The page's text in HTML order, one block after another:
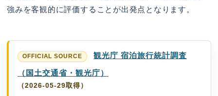
強みを客観的に評価することが出発点となります。
観光庁 宿泊旅行統計調査
（国土交通省・観光庁）
（2026-05-29取得）